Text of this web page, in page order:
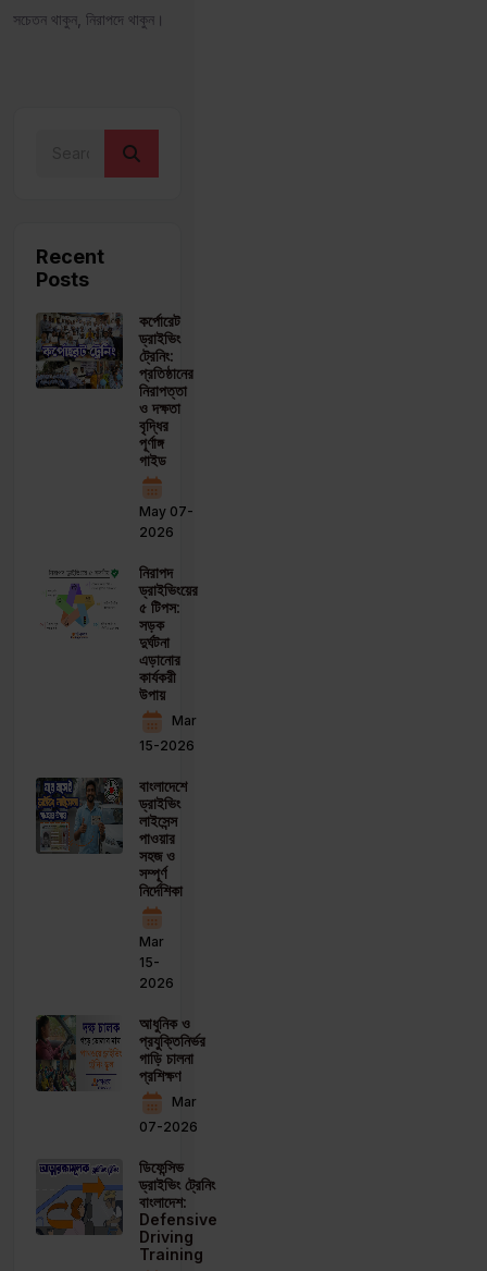
সচেতন থাকুন, নিরাপদে থাকুন।
Recent
Posts
কর্পোরেট
ড্রাইভিং
ট্রেনিং:
প্রতিষ্ঠানের
নিরাপত্তা
ও দক্ষতা
বৃদ্ধির
পূর্ণাঙ্গ
গাইড
May 07-
2026
নিরাপদ
ড্রাইভিংয়ের
৫ টিপস:
সড়ক
দুর্ঘটনা
এড়ানোর
কার্যকরী
উপায়
Mar
15-2026
বাংলাদেশে
ড্রাইভিং
লাইসেন্স
পাওয়ার
সহজ ও
সম্পূর্ণ
নির্দেশিকা
Mar
15-
2026
আধুনিক ও
প্রযুক্তিনির্ভর
গাড়ি চালনা
প্রশিক্ষণ
Mar
07-2026
ডিফেন্সিভ
ড্রাইভিং ট্রেনিং
বাংলাদেশ:
Defensive
Driving
Training